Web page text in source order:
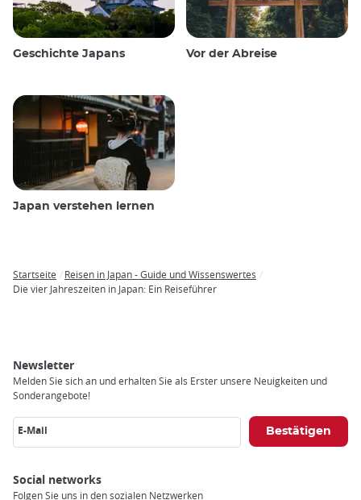
Geschichte Japans Vor der Abreise
Japan verstehen lernen
Breadcrumb
Startseite
Reisen in Japan - Guide und Wissenswertes
Die vier Jahreszeiten in Japan: Ein Reiseführer
Newsletter
Melden Sie sich an und erhalten Sie als Erster unsere Neuigkeiten und
Sonderangebote!
E-Mail
Social networks
Folgen Sie uns in den sozialen Netzwerken